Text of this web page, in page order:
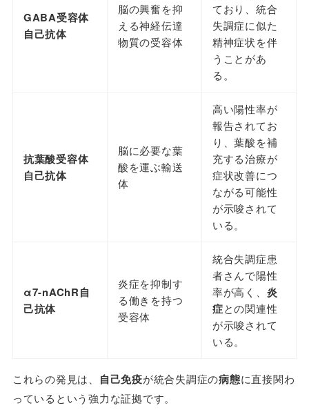
GABA受容体
自己抗体
脳の興奮を抑
える神経伝達
物質の受容体
ており、統合
失調症に似た
精神症状を伴
うことがあ
る。
抗葉酸受容体
自己抗体
脳に必要な葉
酸を運ぶ輸送
体
高い陽性率が
報告されてお
り、葉酸を補
充する治療が
症状改善につ
ながる可能性
が示唆されて
いる。
α7-nAChR自
己抗体
炎症を抑制す
る働きを持つ
受容体
統合失調症患
者さんで陽性
率が高く、 炎
症との関連性
が示唆されて
いる。
これらの発見は、 自己免疫が統合失調症の病態に直接関わ
っているという強力な証拠です。